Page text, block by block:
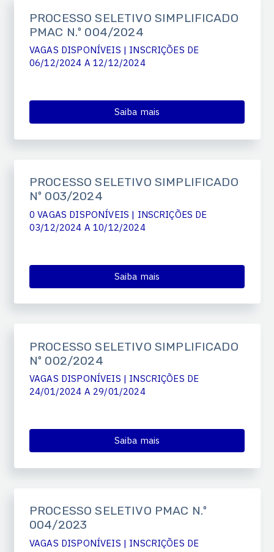
PROCESSO SELETIVO SIMPLIFICADO
PMAC N.º 004/2024
VAGAS DISPONÍVEIS | INSCRIÇÕES DE
06/12/2024 A 12/12/2024
Saiba mais
PROCESSO SELETIVO SIMPLIFICADO
Nº 003/2024
0 VAGAS DISPONÍVEIS | INSCRIÇÕES DE
03/12/2024 A 10/12/2024
Saiba mais
PROCESSO SELETIVO SIMPLIFICADO
Nº 002/2024
VAGAS DISPONÍVEIS | INSCRIÇÕES DE
24/01/2024 A 29/01/2024
Saiba mais
PROCESSO SELETIVO PMAC N.º
004/2023
VAGAS DISPONÍVEIS | INSCRIÇÕES DE